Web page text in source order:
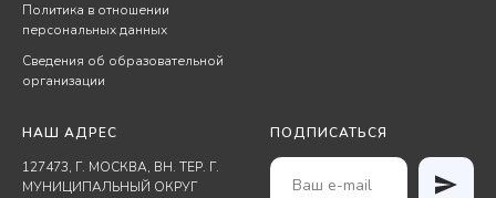
Политика в отношении
персональных данных
Сведения об образовательной
организации
НАШ АДРЕС
127473, Г. МОСКВА, ВН. ТЕР. Г.
МУНИЦИПАЛЬНЫЙ ОКРУГ
ПОДПИСАТЬСЯ